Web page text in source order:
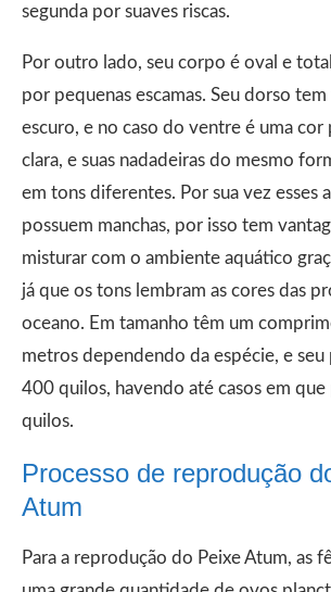
segunda por suaves riscas.
Por outro lado, seu corpo é oval e
por pequenas escamas. Seu dorso tem
escuro, e no caso do ventre é uma cor
clara, e suas nadadeiras do mesmo
em tons diferentes. Por sua vez esses
possuem manchas, por isso tem
misturar com o ambiente aquático
já que os tons lembram as cores das
oceano. Em tamanho têm um
metros dependendo da espécie, e seu
400 quilos, havendo até casos em que
quilos.
Processo de reprodução
Atum
Para a reprodução do Peixe Atum, as